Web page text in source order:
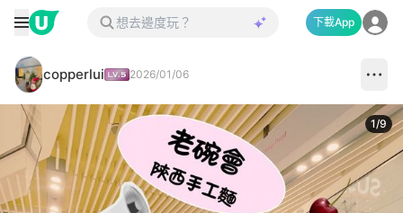
下載App
copperlui 2026/01/06
1/9